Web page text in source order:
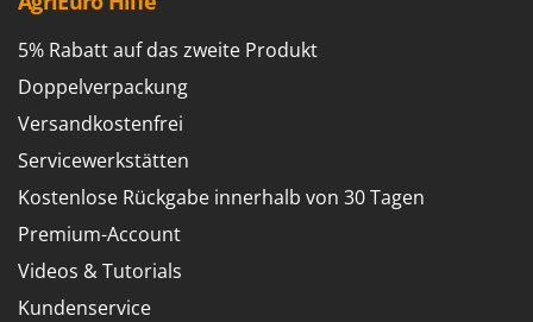
5% Rabatt auf das zweite Produkt
Doppelverpackung
Versandkostenfrei
Servicewerkstätten
Kostenlose Rückgabe innerhalb von 30 Tagen
Premium-Account
Videos & Tutorials
Kundenservice